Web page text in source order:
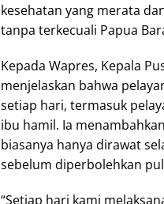
kesehatan yang merata
tanpa terkecuali Papua
Kepada Wapres, Kepala
menjelaskan bahwa
setiap hari, termasuk
ibu hamil. Ia
biasanya hanya dirawat
sebelum diperbolehkan
“Setiap hari kami